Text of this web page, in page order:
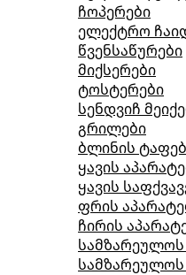
ჩოპერები
ელექტრო
წვენსაწურები
მიქსერები
ტოსტერები
სენდვიჩ
გრილები
ბლინის
ყავის
ყავის
ფრის
ჩირის
სამზარეულოს